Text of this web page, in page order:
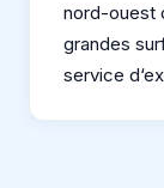
nord-ouest
grandes
service